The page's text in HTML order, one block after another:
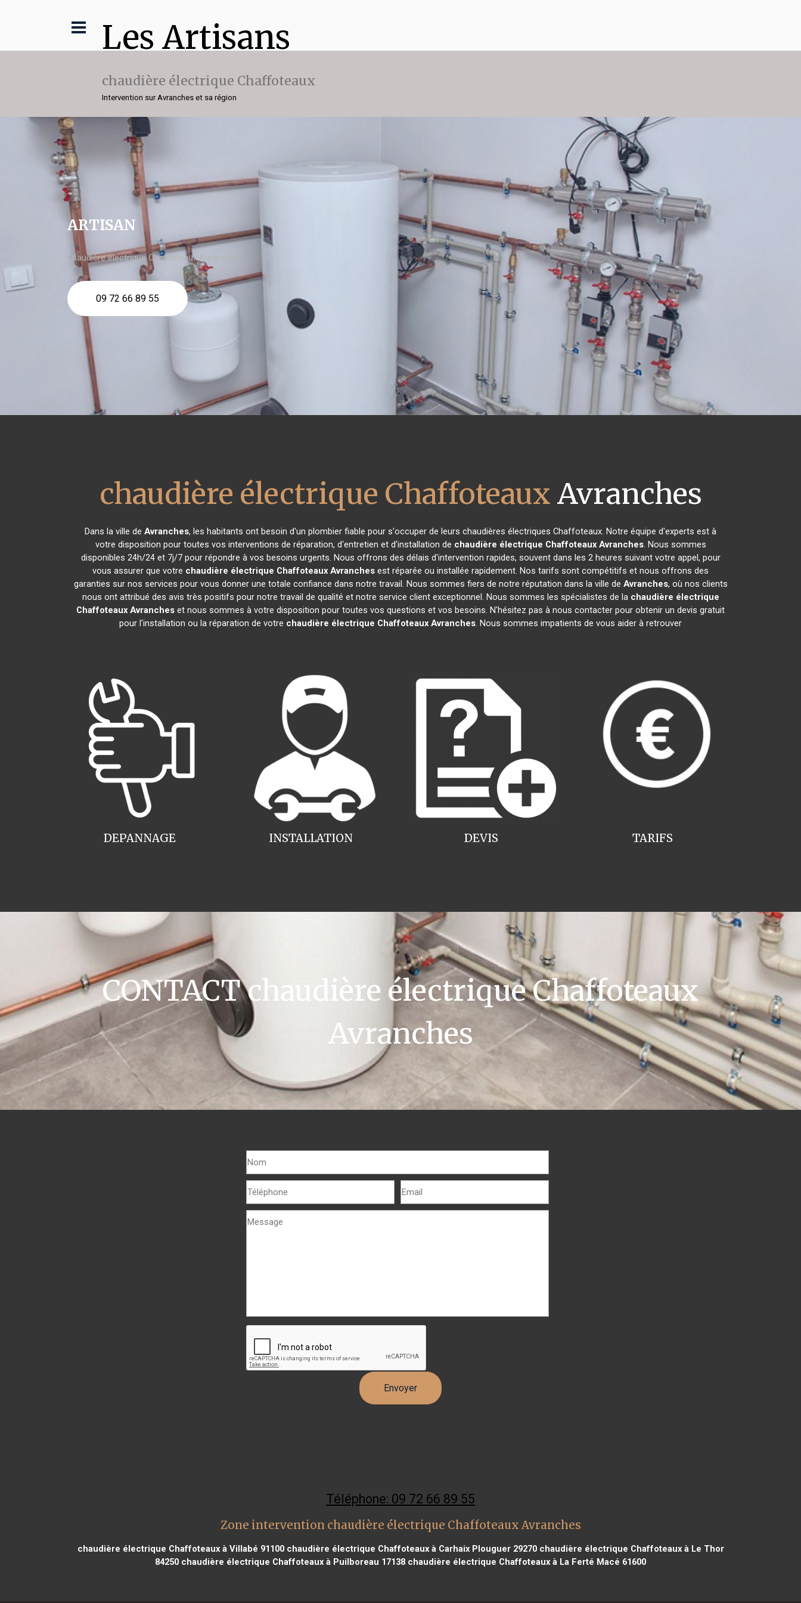
Les Artisans
chaudière électrique Chaffoteaux
Intervention sur Avranches et sa région
ARTISAN
chaudière électrique Chaffoteaux Avranches
09 72 66 89 55
chaudière électrique Chaffoteaux Avranches
Dans la ville de Avranches, les habitants ont besoin d'un plombier fiable pour s'occuper de leurs chaudières électriques Chaffoteaux. Notre équipe d'experts est à
votre disposition pour toutes vos interventions de réparation, d'entretien et d'installation de chaudière électrique Chaffoteaux Avranches. Nous sommes
disponibles 24h/24 et 7j/7 pour répondre à vos besoins urgents. Nous offrons des délais d'intervention rapides, souvent dans les 2 heures suivant votre appel, pour
vous assurer que votre chaudière électrique Chaffoteaux Avranches est réparée ou installée rapidement. Nos tarifs sont compétitifs et nous offrons des
garanties sur nos services pour vous donner une totale confiance dans notre travail. Nous sommes fiers de notre réputation dans la ville de Avranches, où nos clients
nous ont attribué des avis très positifs pour notre travail de qualité et notre service client exceptionnel. Nous sommes les spécialistes de la chaudière électrique
Chaffoteaux Avranches et nous sommes à votre disposition pour toutes vos questions et vos besoins. N'hésitez pas à nous contacter pour obtenir un devis gratuit
pour l'installation ou la réparation de votre chaudière électrique Chaffoteaux Avranches. Nous sommes impatients de vous aider à retrouver
INSTALLATION
DEPANNAGE TARIFS
DEVIS
CONTACT chaudière électrique Chaffoteaux
Avranches
Téléphone: 09 72 66 89 55
Zone intervention chaudière électrique Chaffoteaux Avranches
chaudière électrique Chaffoteaux à Villabé 91100chaudière électrique Chaffoteaux à Carhaix Plouguer 29270chaudière électrique Chaffoteaux à Le Thor
84250 chaudière électrique Chaffoteaux à Puilboreau 17138 chaudière électrique Chaffoteaux à La Ferté Macé 61600